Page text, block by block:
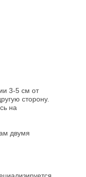
3-5 см от
сторону.
на
двумя